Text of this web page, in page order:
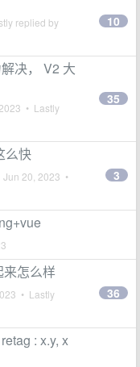
replied by 10
决， V2 大
• Lastly
35
么快
Jun 20, 2023 •
3
怎么样
• Lastly
36
: x.y, x